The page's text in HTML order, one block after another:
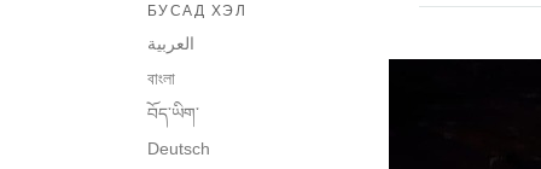
БУСАД ХЭЛ
العربية
বাংলা
བོད་ཡིག་
Deutsch